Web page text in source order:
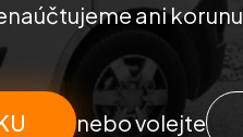
ani
nebo volejte